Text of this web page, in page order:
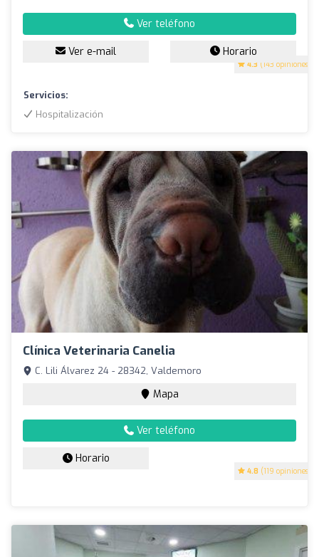
4.3 (143 opiniones)
Ver teléfono
Ver e-mail Horario
Servicios:
Hospitalización
Clínica Veterinaria Canelia
4.8 (119 opiniones)
C. Lili Álvarez 24 - 28342, Valdemoro
Mapa
Ver teléfono
Horario